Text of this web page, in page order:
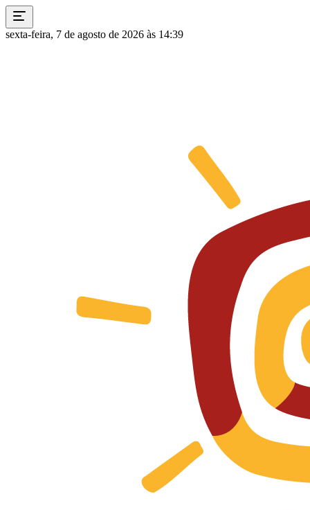
sexta-feira, 7 de agosto de 2026 às 14:39